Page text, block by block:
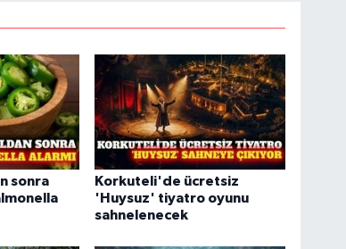
sonra
Korkuteli'de ücretsiz
'Huysuz' tiyatro oyunu
sahnelenecek